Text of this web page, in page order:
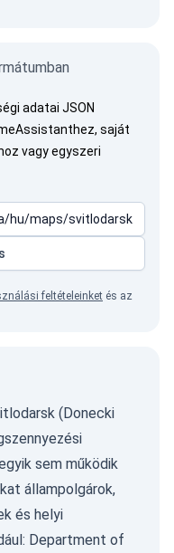
adatai JSON
saját
vagy egyszeri
feltételeinket és az
(Donecki
sem működik
állampolgárok,
és helyi
Department of